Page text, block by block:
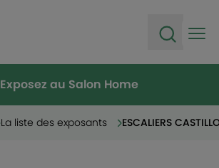
Exposez au Salon Home
La liste des exposants ESCALIERS